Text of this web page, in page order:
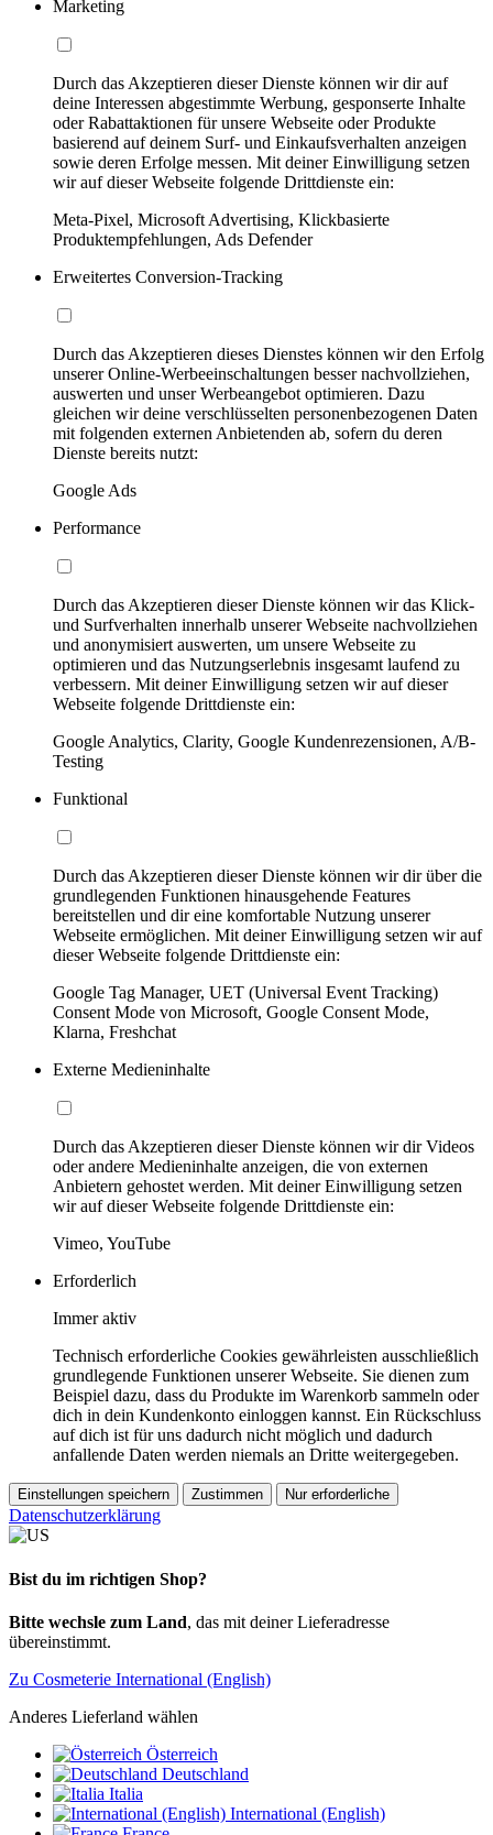
Marketing
Durch das Akzeptieren dieser Dienste können wir dir auf
deine Interessen abgestimmte Werbung, gesponserte Inhalte
oder Rabattaktionen für unsere Webseite oder Produkte
basierend auf deinem Surf- und Einkaufsverhalten anzeigen
sowie deren Erfolge messen. Mit deiner Einwilligung setzen
wir auf dieser Webseite folgende Drittdienste ein:
Meta-Pixel, Microsoft Advertising, Klickbasierte
Produktempfehlungen, Ads Defender
Erweitertes Conversion-Tracking
Durch das Akzeptieren dieses Dienstes können wir den Erfolg
unserer Online-Werbeeinschaltungen besser nachvollziehen,
auswerten und unser Werbeangebot optimieren. Dazu
gleichen wir deine verschlüsselten personenbezogenen Daten
mit folgenden externen Anbietenden ab, sofern du deren
Dienste bereits nutzt:
Google Ads
Performance
Durch das Akzeptieren dieser Dienste können wir das Klick-
und Surfverhalten innerhalb unserer Webseite nachvollziehen
und anonymisiert auswerten, um unsere Webseite zu
optimieren und das Nutzungserlebnis insgesamt laufend zu
verbessern. Mit deiner Einwilligung setzen wir auf dieser
Webseite folgende Drittdienste ein:
Google Analytics, Clarity, Google Kundenrezensionen, A/B-
Testing
Funktional
Durch das Akzeptieren dieser Dienste können wir dir über die
grundlegenden Funktionen hinausgehende Features
bereitstellen und dir eine komfortable Nutzung unserer
Webseite ermöglichen. Mit deiner Einwilligung setzen wir auf
dieser Webseite folgende Drittdienste ein:
Google Tag Manager, UET (Universal Event Tracking)
Consent Mode von Microsoft, Google Consent Mode,
Klarna, Freshchat
Externe Medieninhalte
Durch das Akzeptieren dieser Dienste können wir dir Videos
oder andere Medieninhalte anzeigen, die von externen
Anbietern gehostet werden. Mit deiner Einwilligung setzen
wir auf dieser Webseite folgende Drittdienste ein:
Vimeo, YouTube
Erforderlich
Immer aktiv
Technisch erforderliche Cookies gewährleisten ausschließlich
grundlegende Funktionen unserer Webseite. Sie dienen zum
Beispiel dazu, dass du Produkte im Warenkorb sammeln oder
dich in dein Kundenkonto einloggen kannst. Ein Rückschluss
auf dich ist für uns dadurch nicht möglich und dadurch
anfallende Daten werden niemals an Dritte weitergegeben.
Einstellungen speichern Zustimmen Nur erforderliche
Datenschutzerklärung
Bist du im richtigen Shop?
Bitte wechsle zum Land, das mit deiner Lieferadresse
übereinstimmt.
Zu Cosmeterie International (English)
Anderes Lieferland wählen
Österreich
Deutschland
Italia
International (English)